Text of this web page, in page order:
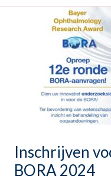
Inschrijven
BORA 2024